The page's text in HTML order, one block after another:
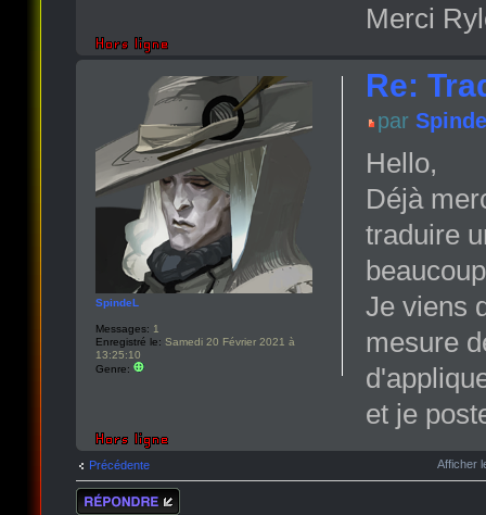
Merci
Re:
par
Hello,
Déjà
traduire
Je viens
mesure
et je
SpindeL
Messages: 1
Enregistré le: Samedi 20 Février 2021 à
13:25:10
Genre:
Précédente Afficher
Répondre